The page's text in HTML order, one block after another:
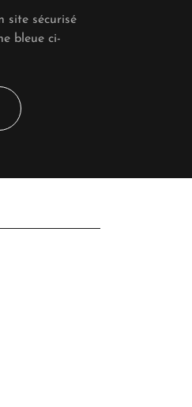
site sécurisé
bleue ci-